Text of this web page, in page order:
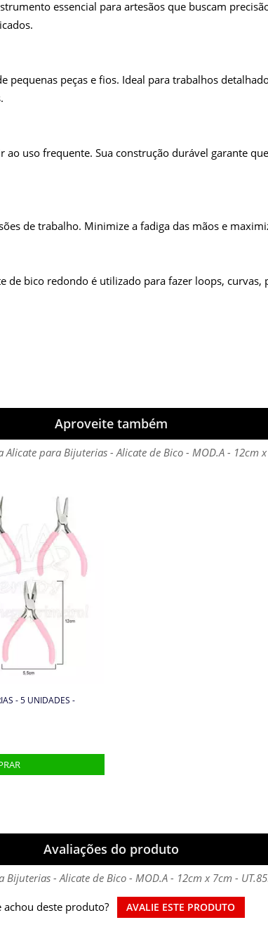
essencial para artesãos que buscam
peças e fios. Ideal para trabalhos
uso frequente. Sua construção durável garante
de trabalho. Minimize a fadiga das mãos e
bico redondo é utilizado para fazer loops,
Aproveite também
Alicate para Bijuterias - Alicate de Bico - MOD.A - 12cm
- 5 UNIDADES -
Avaliações do produto
Bijuterias - Alicate de Bico - MOD.A - 12cm x 7cm -
achou deste produto? AVALIE ESTE PRODUTO